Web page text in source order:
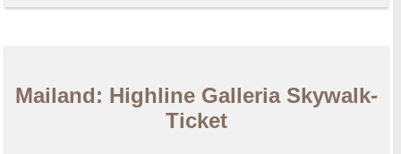
Mailand: Highline Galleria Skywalk-
Ticket